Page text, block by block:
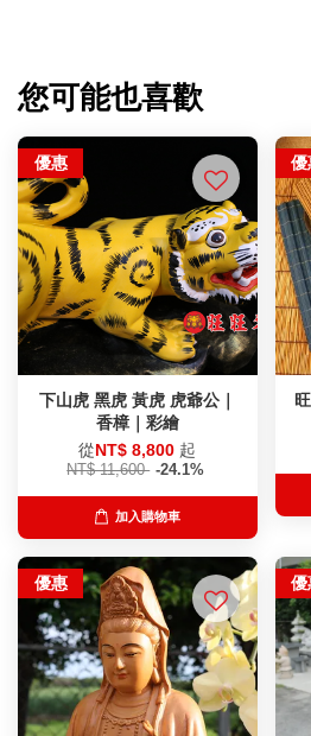
您可能也喜歡
優惠
下山虎 黑虎 黃虎 虎爺公｜
香樟｜彩繪
從NT$ 8,800 起
NT$ 11,600 -24.1%
加入購物車
優
優惠 優